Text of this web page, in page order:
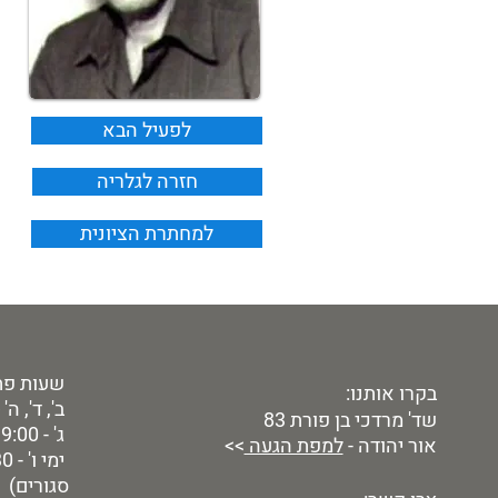
לפעיל הבא
חזרה לגלריה
למחתרת הציונית
שעות
ב', ד', ה' - 9:00 -
ג' - 9:00 - 19:00
סגורים)
בקרו אותנו:
שד' מרדכי בן פורת 83
אור יהודה -למפת הגעה>>